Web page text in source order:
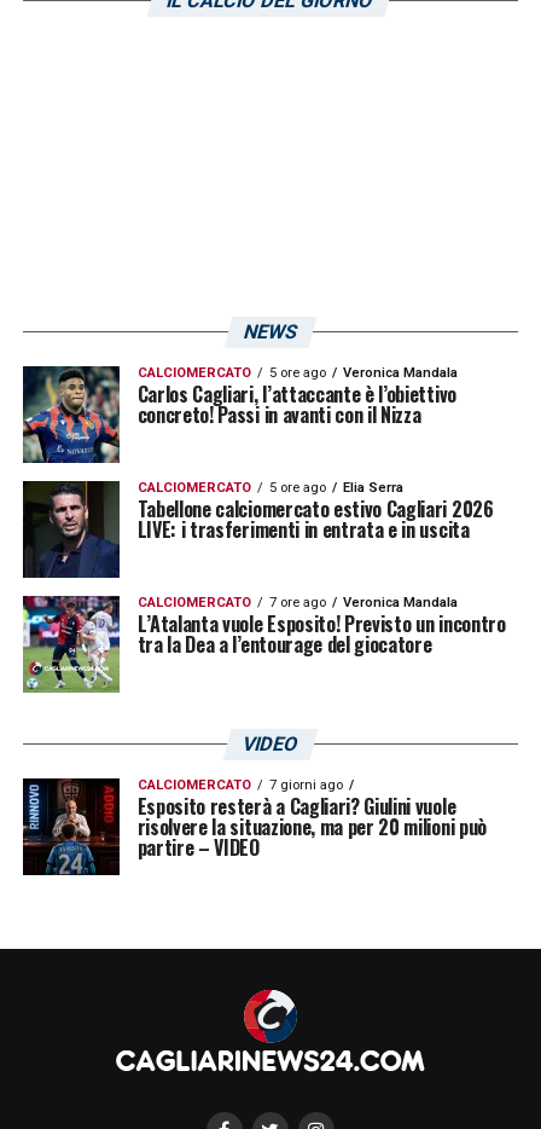
NEWS
CALCIOMERCATO 5 ore ago Veronica Mandala
Carlos Cagliari, l’attaccante è l’obiettivo
concreto! Passi in avanti con il Nizza
CALCIOMERCATO 5 ore ago Elia Serra
Tabellone calciomercato estivo Cagliari 2026
LIVE: i trasferimenti in entrata e in uscita
CALCIOMERCATO 7 ore ago Veronica Mandala
L’Atalanta vuole Esposito! Previsto un incontro
tra la Dea a l’entourage del giocatore
VIDEO
CALCIOMERCATO 7 giorni ago
Esposito resterà a Cagliari? Giulini vuole
risolvere la situazione, ma per 20 milioni può
partire – VIDEO